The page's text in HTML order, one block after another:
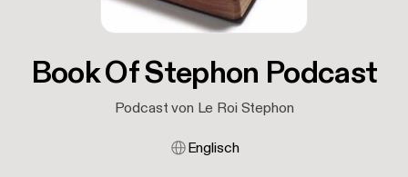
Book Of Stephon Podcast
Podcast von Le Roi Stephon
Englisch